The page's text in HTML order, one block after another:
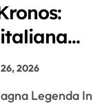
che non
2026